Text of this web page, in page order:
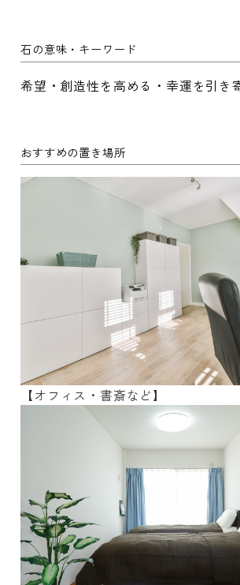
石の意味・キーワード
希望・創造性を高める・幸運を引き
おすすめの置き場所
【オフィス・書斎など】